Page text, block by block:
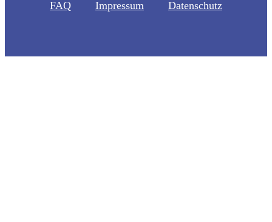
FAQ
Impressum Datenschutz